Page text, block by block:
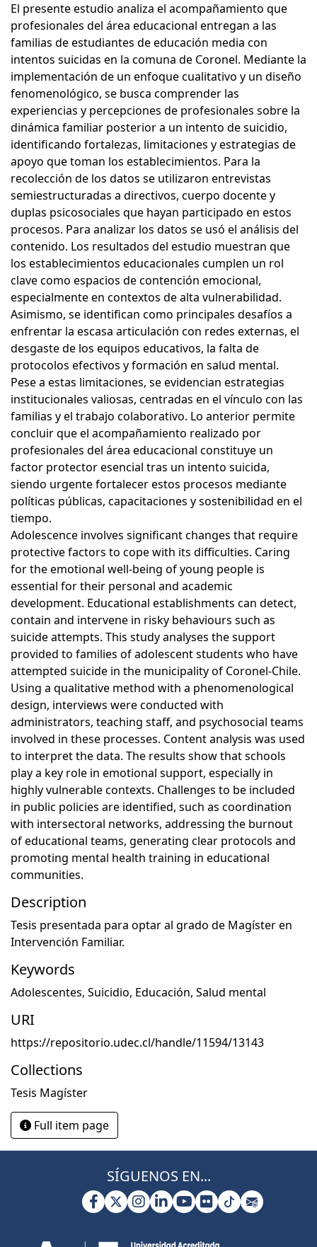
El presente estudio analiza el acompañamiento que
profesionales del área educacional entregan a las
familias de estudiantes de educación media con
intentos suicidas en la comuna de Coronel. Mediante la
implementación de un enfoque cualitativo y un diseño
fenomenológico, se busca comprender las
experiencias y percepciones de profesionales sobre la
dinámica familiar posterior a un intento de suicidio,
identificando fortalezas, limitaciones y estrategias de
apoyo que toman los establecimientos. Para la
recolección de los datos se utilizaron entrevistas
semiestructuradas a directivos, cuerpo docente y
duplas psicosociales que hayan participado en estos
procesos. Para analizar los datos se usó el análisis del
contenido. Los resultados del estudio muestran que
los establecimientos educacionales cumplen un rol
clave como espacios de contención emocional,
especialmente en contextos de alta vulnerabilidad.
Asimismo, se identifican como principales desafíos a
enfrentar la escasa articulación con redes externas, el
desgaste de los equipos educativos, la falta de
protocolos efectivos y formación en salud mental.
Pese a estas limitaciones, se evidencian estrategias
institucionales valiosas, centradas en el vínculo con las
familias y el trabajo colaborativo. Lo anterior permite
concluir que el acompañamiento realizado por
profesionales del área educacional constituye un
factor protector esencial tras un intento suicida,
siendo urgente fortalecer estos procesos mediante
políticas públicas, capacitaciones y sostenibilidad en el
tiempo.
Adolescence involves significant changes that require
protective factors to cope with its difficulties. Caring
for the emotional well-being of young people is
essential for their personal and academic
development. Educational establishments can detect,
contain and intervene in risky behaviours such as
suicide attempts. This study analyses the support
provided to families of adolescent students who have
attempted suicide in the municipality of Coronel-Chile.
Using a qualitative method with a phenomenological
design, interviews were conducted with
administrators, teaching staff, and psychosocial teams
involved in these processes. Content analysis was used
to interpret the data. The results show that schools
play a key role in emotional support, especially in
highly vulnerable contexts. Challenges to be included
in public policies are identified, such as coordination
with intersectoral networks, addressing the burnout
of educational teams, generating clear protocols and
promoting mental health training in educational
communities.
Description
Tesis presentada para optar al grado de Magíster en
Intervención Familiar.
Keywords
Adolescentes, Suicidio, Educación, Salud mental
URI
https://repositorio.udec.cl/handle/11594/13143
Collections
Tesis Magíster
Full item page
SÍGUENOS EN...